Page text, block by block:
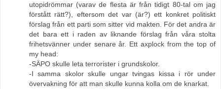
utopidrömmar (varav de flesta är från tidigt 80-tal om jag
förstått rätt?), eftersom det var (är?) ett konkret politiskt
förslag från ett parti som sitter vid makten. För det andra är
det bara ett i raden av liknande förslag från våra stolta
frihetsvänner under senare år. Ett axplock from the top of
my head:
-SÄPO skulle leta terrorister i grundskolor.
-I samma skolor skulle ungar tvingas kissa i rör under
övervakning för att man skulle kunna kolla om de knarkat.